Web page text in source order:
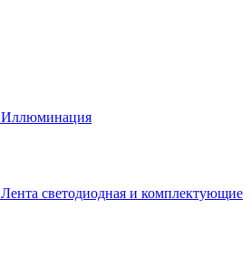
Иллюминация
Лента светодиодная и комплектующие